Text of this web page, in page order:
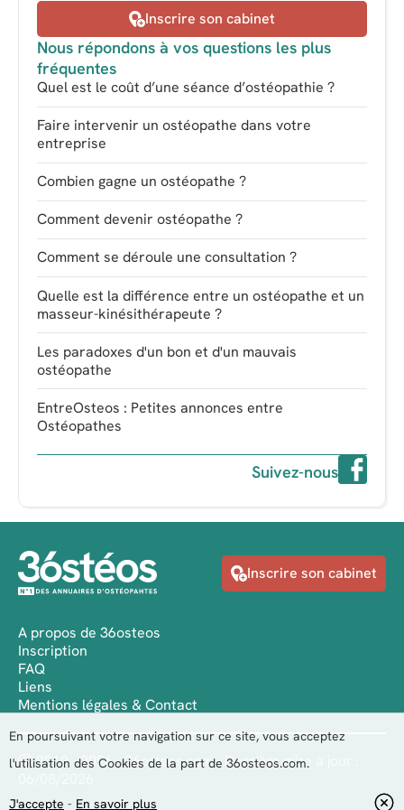
Inscrire son cabinet
Nous répondons à vos questions les plus
fréquentes
Quel est le coût d’une séance d’ostéopathie ?
Faire intervenir un ostéopathe dans votre
entreprise
Combien gagne un ostéopathe ?
Comment devenir ostéopathe ?
Comment se déroule une consultation ?
Quelle est la différence entre un ostéopathe et un
masseur-kinésithérapeute ?
Les paradoxes d'un bon et d'un mauvais
ostéopathe
EntreOsteos : Petites annonces entre
Ostéopathes
Suivez-nous
En poursuivant votre navigation sur ce site, vous acceptez
l'utilisation des Cookies de la part de 36osteos.com.
J'accepte - En savoir plus
Inscrire son cabinet
A propos de 36osteos
Inscription
FAQ
Liens
Mentions légales & Contact
Ⓒ 2010 - 2026 - 36osteos.com - Dernière mise à jour :